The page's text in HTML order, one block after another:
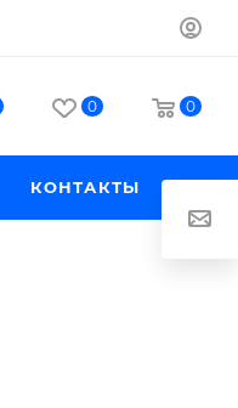
0 0
КОНТАКТЫ